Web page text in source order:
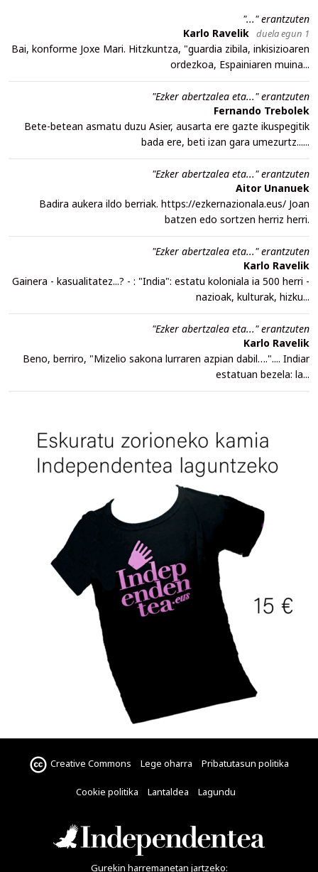
"..." erantzuten
Karlo Ravelik duela egun 1
Bai, konforme Joxe Mari. Hitzkuntza, "guardia zibila, inkisizioaren
ordezkoa, Espainiaren muina...
"Ezker abertzalea eta..." erantzuten
Fernando Trebolek
Bete-betean asmatu duzu Asier, ausarta ere gazte ikuspegitik
bada ere, beti izan gara umezurtz......
"Ezker abertzalea eta..." erantzuten
Aitor Unanuek
Badira aukera ildo berriak. https://ezkernazionala.eus/ Joan
batzen edo sortzen herriz herri.
"Ezker abertzalea eta..." erantzuten
Karlo Ravelik
Gainera - kasualitatez...? - : "India": estatu koloniala ia 500 herri -
nazioak, kulturak, hizku...
"Ezker abertzalea eta..." erantzuten
Karlo Ravelik
Beno, berriro, "Mizelio sakona lurraren azpian dabil….".... Indiar
estatuan bezela: la...
Creative Commons Lege oharra Pribatutasun politika
Cookie politika Lantaldea Lagundu
Gurekin harremanetan jartzeko: